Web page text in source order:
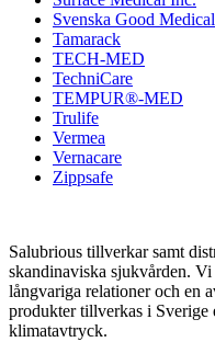
Svenska Good
Tamarack
TECH-MED
TechniCare
TEMPUR®-MED
Trulife
Vermea
Vernacare
Zippsafe
Salubrious tillverkar samt
skandinaviska sjukvården.
långvariga relationer och en
produkter tillverkas i
klimatavtryck.